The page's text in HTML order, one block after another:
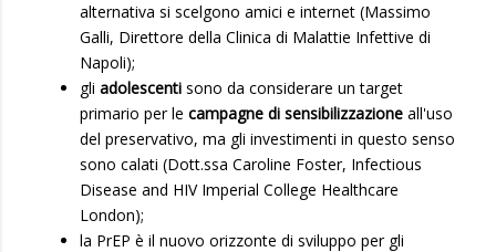
alternativa si scelgono amici e internet (Massimo
Galli, Direttore della Clinica di Malattie Infettive di
Napoli);
gli adolescenti sono da considerare un target
primario per le campagne di sensibilizzazione all'uso
del preservativo, ma gli investimenti in questo senso
sono calati (Dott.ssa Caroline Foster, Infectious
Disease and HIV Imperial College Healthcare
London);
la PrEP è il nuovo orizzonte di sviluppo per gli